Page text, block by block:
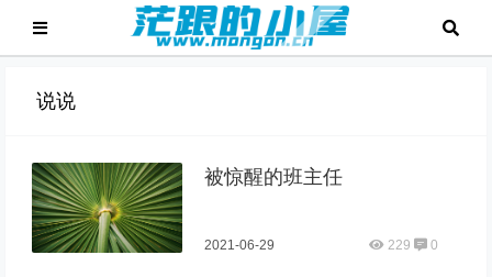
说说
被惊醒的班主任
2021-06-29 229 0